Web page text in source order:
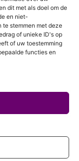
dit met als doel om de
en niet-
te stemmen met deze
of unieke ID's op
of uw toestemming
functies en
Diva)